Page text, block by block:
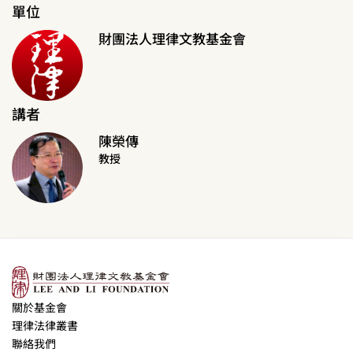
單位
財團法人理律文教基金會
講者
陳榮傳
教授
關於基金會
理律法律叢書
聯絡我們